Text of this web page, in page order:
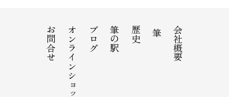
会社概要
筆
歴史
筆の駅
ブログ
オンラインショップ
お問合せ